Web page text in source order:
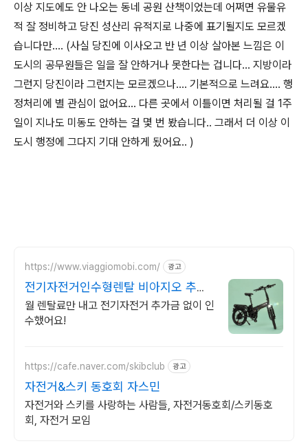
이상 지도에도 안 나오는 동네 공원 산책이었는데 어쩌면 유물유
적 잘 정비하고 당진 성산리 유적지로 나중에 표기될지도 모르겠
습니다만.... (사실 당진에 이사오고 반 년 이상 살아본 느낌은 이
도시의 공무원들은 일을 잘 안하거나 못한다는 겁니다... 지방이라
그런지 당진이라 그런지는 모르겠으나.... 기본적으로 느려요.... 행
정처리에 별 관심이 없어요... 다른 곳에서 이틀이면 처리될 걸 1주
일이 지나도 미동도 안하는 걸 몇 번 봤습니다.. 그래서 더 이상 이
도시 행정에 그다지 기대 안하게 됬어요.. )
https://www.viaggiomobi.com/ 광고
전기자전거인수형렌탈 비아지오 추가
금0원, 출퇴근자전거마련
월 렌탈료만 내고 전기자전거 추가금 없이 인
수했어요!
https://cafe.naver.com/skibclub 광고
자전거&스키 동호회 자스민
자전거와 스키를 사랑하는 사람들, 자전거동호회/스키동호
회, 자전거 모임